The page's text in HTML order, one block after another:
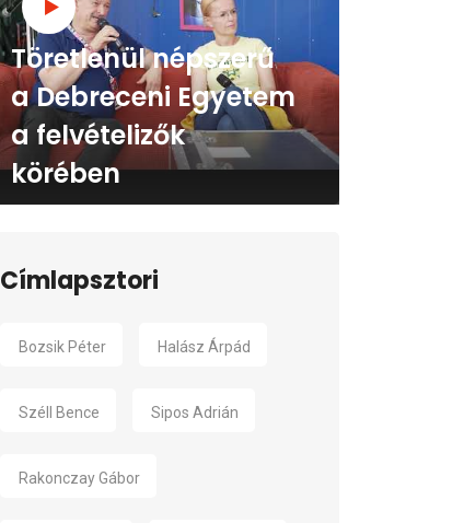
Töretlenül népszerű
a Debreceni Egyetem
a felvételizők
körében
Címlapsztori
Bozsik Péter Halász Árpád
Széll Bence Sipos Adrián
Rakonczay Gábor